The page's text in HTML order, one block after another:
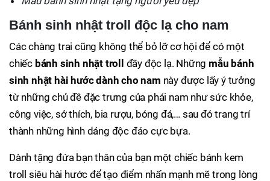
Bánh sinh nhật troll độc lạ cho nam
Các chàng trai cũng không thể bỏ lỡ cơ hội để có một
chiếc bánh sinh nhật troll đầy độc lạ. Những mẫu bánh
sinh nhật hài hước dành cho nam này được lấy ý tưởng
từ những chủ đề đặc trưng của phái nam như sức khỏe,
công việc, sở thích, bia rượu, bóng đá,… sau đó trang trí
thành những hình dáng độc đáo cực bựa.
Dành tặng đứa bạn thân của bạn một chiếc bánh kem
troll siêu hài hước để tạo điểm nhấn mạnh mẽ trong lòng